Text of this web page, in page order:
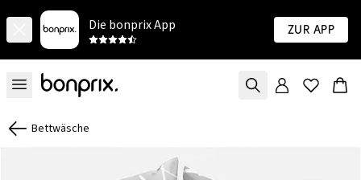
Die bonprix App Zur App
Bettwäsche